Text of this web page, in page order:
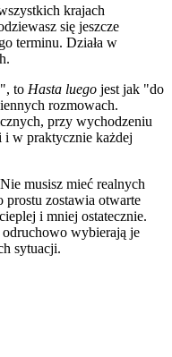
krajach
się jeszcze
terminu. Działa w
to Hasta luego jest jak "do
rozmowach.
przy wychodzeniu
i w praktycznie każdej
musisz mieć realnych
prostu zostawia otwarte
i mniej ostatecznie.
wybierają je
sytuacji.